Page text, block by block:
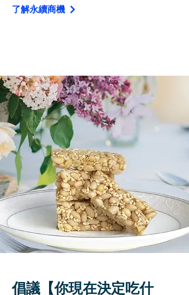
了解永續商機
倡議【你現在決定吃什